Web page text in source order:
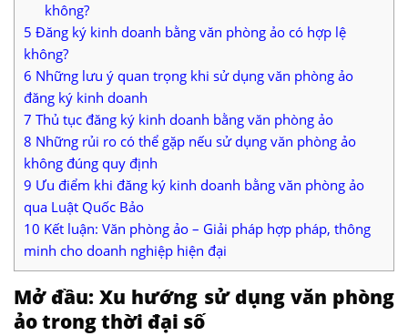
không?
5 Đăng ký kinh doanh bằng văn phòng ảo có hợp lệ
không?
6 Những lưu ý quan trọng khi sử dụng văn phòng ảo
đăng ký kinh doanh
7 Thủ tục đăng ký kinh doanh bằng văn phòng ảo
8 Những rủi ro có thể gặp nếu sử dụng văn phòng ảo
không đúng quy định
9 Ưu điểm khi đăng ký kinh doanh bằng văn phòng ảo
qua Luật Quốc Bảo
10 Kết luận: Văn phòng ảo – Giải pháp hợp pháp, thông
minh cho doanh nghiệp hiện đại
Mở đầu: Xu hướng sử dụng văn phòng
ảo trong thời đại số